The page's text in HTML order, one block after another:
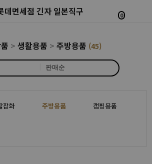
0
데면세점 긴자 일본직구
> 생활용품 > 주방용품 (45)
잡화 주방용품 캠핑용품